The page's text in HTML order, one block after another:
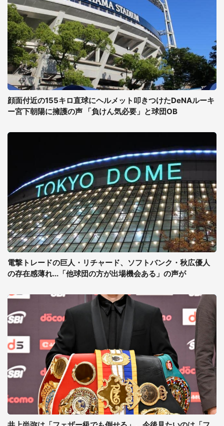
顔面付近の155キロ直球にヘルメット叩きつけたDeNAルーキ
ー宮下朝陽に擁護の声 「負けん気必要」と球団OB
電撃トレードの巨人・リチャード、ソフトバンク・秋広優人
の存在感薄れ...「他球団の方が出場機会ある」の声が